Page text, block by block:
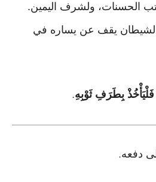
الحسنات، ولشرف اليمين.
يقف عن يساره في
فَلْيَأْخُذْ بِطَرَفِ ثَوْبِهِ.
دفعه.